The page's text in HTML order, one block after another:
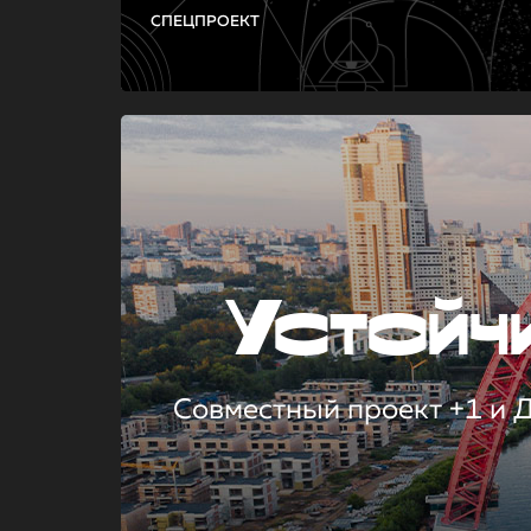
СПЕЦПРОЕКТ
Совместный проект +1 и